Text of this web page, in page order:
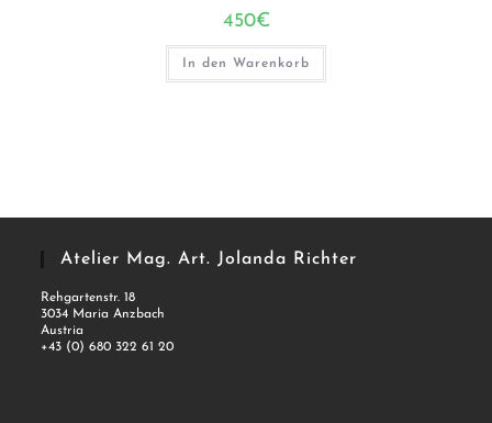
450€
In den Warenkorb
Atelier Mag. Art. Jolanda Richter
Rehgartenstr. 18
3034 Maria Anzbach
Austria
+43 (0) 680 322 61 20